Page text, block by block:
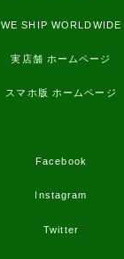
WE SHIP WORLDWIDE
実店舗 ホームページ
スマホ版 ホームページ
Facebook
Instagram
Twitter